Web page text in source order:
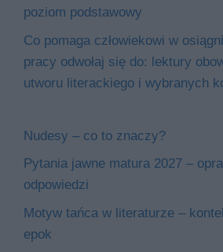
poziom podstawowy
Co pomaga człowiekowi w
pracy odwołaj się do: lektury
utworu literackiego i wybranych
Nudesy – co to znaczy?
Pytania jawne matura 2027 –
odpowiedzi
Motyw tańca w literaturze –
epok